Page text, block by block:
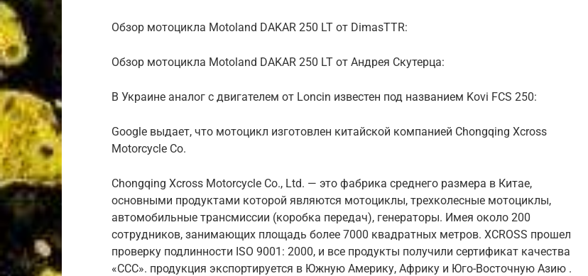
Обзор мотоцикла Motoland DAKAR 250 LT от DimasTTR:
Обзор мотоцикла Motoland DAKAR 250 LT от Андрея Скутерца:
В Украине аналог с двигателем от Loncin известен под названием Kovi FCS 250:
Google выдает, что мотоцикл изготовлен китайской компанией Chongqing Xcross
Motorcycle Co.
Chongqing Xcross Motorcycle Co., Ltd. — это фабрика среднего размера в Китае,
основными продуктами которой являются мотоциклы, трехколесные мотоциклы,
автомобильные трансмиссии (коробка передач), генераторы. Имея около 200
сотрудников, занимающих площадь более 7000 квадратных метров. XCROSS прошел
проверку подлинности ISO 9001: 2000, и все продукты получили сертификат качества
«CCC». продукция экспортируется в Южную Америку, Африку и Юго-Восточную Азию .